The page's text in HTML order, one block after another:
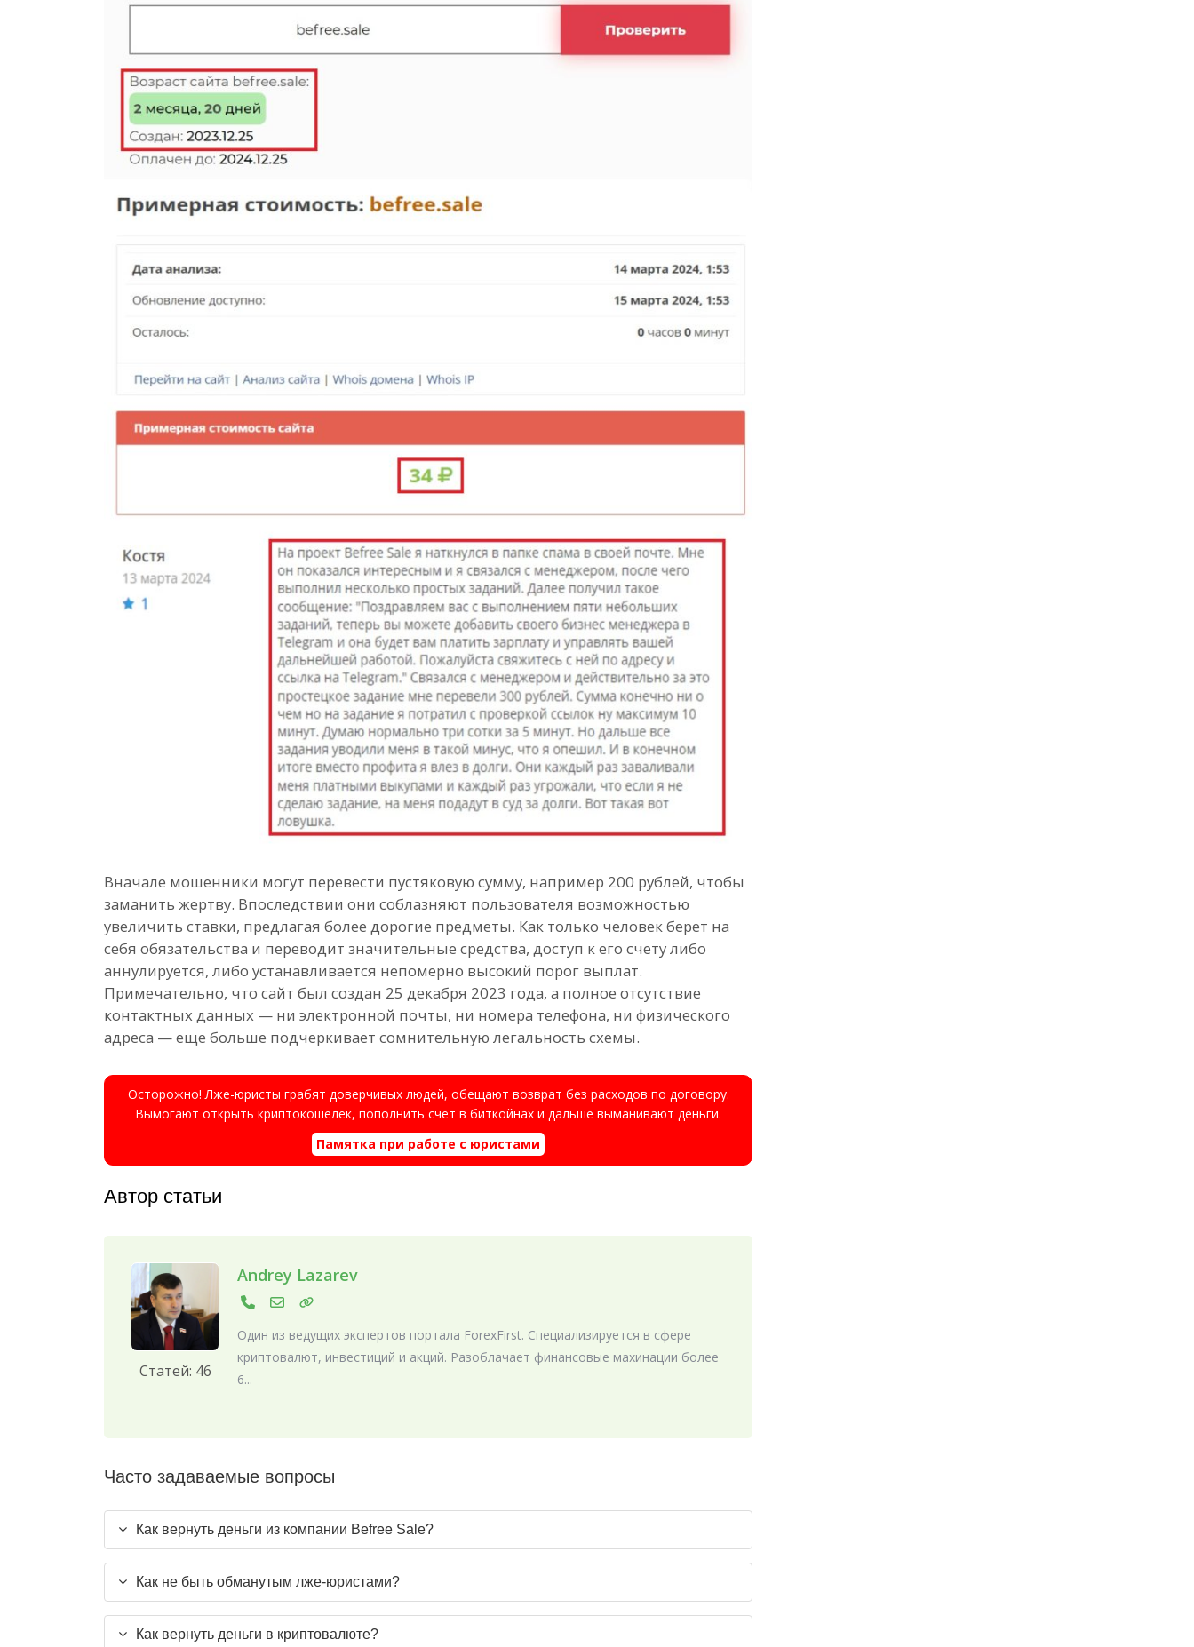
Вначале мошенники могут перевести пустяковую сумму, например 200 рублей, чтобы
заманить жертву. Впоследствии они соблазняют пользователя возможностью
увеличить ставки, предлагая более дорогие предметы. Как только человек берет на
себя обязательства и переводит значительные средства, доступ к его счету либо
аннулируется, либо устанавливается непомерно высокий порог выплат.
Примечательно, что сайт был создан 25 декабря 2023 года, а полное отсутствие
контактных данных — ни электронной почты, ни номера телефона, ни физического
адреса — еще больше подчеркивает сомнительную легальность схемы.
Осторожно! Лже-юристы грабят доверчивых людей, обещают возврат без расходов по договору.
Вымогают открыть криптокошелёк, пополнить счёт в биткойнах и дальше выманивают деньги.
Памятка при работе с юристами
Автор статьи
Статей: 46
Andrey Lazarev
Один из ведущих экспертов портала ForexFirst. Специализируется в сфере
криптовалют, инвестиций и акций. Разоблачает финансовые махинации более
6...
Часто задаваемые вопросы
Как вернуть деньги из компании Befree Sale?
Как не быть обманутым лже-юристами?
Как вернуть деньги в криптовалюте?